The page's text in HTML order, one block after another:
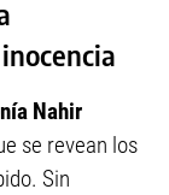
Nahir
se revean los
Sin